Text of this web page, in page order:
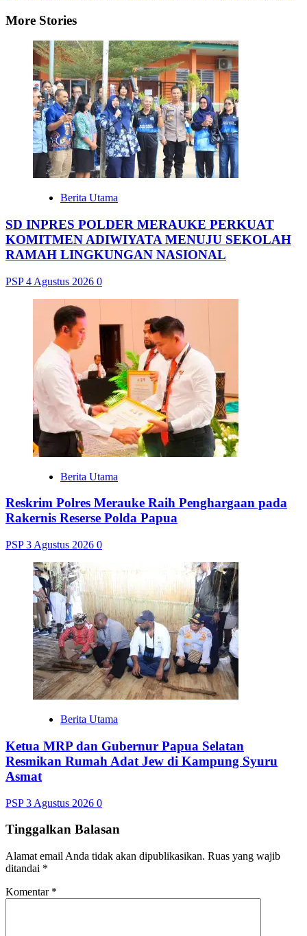
More Stories
Berita Utama
SD INPRES POLDER MERAUKE PERKUAT
KOMITMEN ADIWIYATA MENUJU SEKOLAH
RAMAH LINGKUNGAN NASIONAL
PSP4 Agustus 2026 0
Berita Utama
Reskrim Polres Merauke Raih Penghargaan pada
Rakernis Reserse Polda Papua
PSP3 Agustus 2026 0
Berita Utama
Ketua MRP dan Gubernur Papua Selatan
Resmikan Rumah Adat Jew di Kampung Syuru
Asmat
PSP3 Agustus 2026 0
Tinggalkan Balasan
Alamat email Anda tidak akan dipublikasikan. Ruas yang wajib
ditandai *
Komentar *